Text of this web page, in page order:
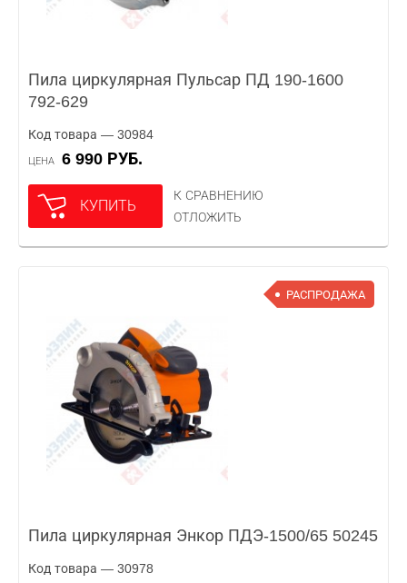
Пила циркулярная Пульсар ПД 190-1600
792-629
Код товара — 30984
ЦЕНА 6 990 РУБ.
КУПИТЬ
К СРАВНЕНИЮ
ОТЛОЖИТЬ
РАСПРОДАЖА
Пила циркулярная Энкор ПДЭ-1500/65 50245
Код товара — 30978